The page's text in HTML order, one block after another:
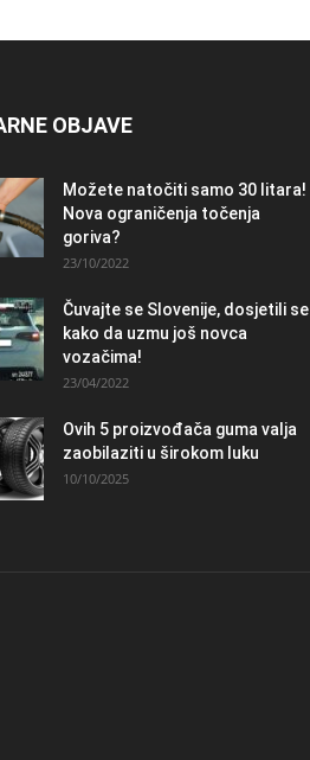
OBJAVE
Možete natočiti samo 30 litara!
Nova ograničenja točenja
goriva?
23/10/2022
Čuvajte se Slovenije, dosjetili se
kako da uzmu još novca
vozačima!
23/04/2022
Ovih 5 proizvođača guma valja
zaobilaziti u širokom luku
10/10/2025